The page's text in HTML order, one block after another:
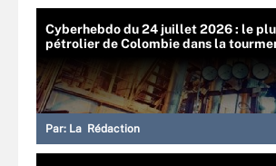
Cyberhebdo du 24 juillet 2026 : le
pétrolier de Colombie dans la
Par: La Rédaction